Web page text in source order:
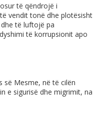
të qëndrojë i
vendit tonë dhe plotësisht
të luftojë pa
të korrupsionit apo
së Mesme, në të cilën
e sigurisë dhe migrimit, na